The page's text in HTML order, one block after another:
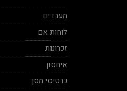
מעבדים
לוחות אם
זכרונות
איחסון
כרטיסי מסך